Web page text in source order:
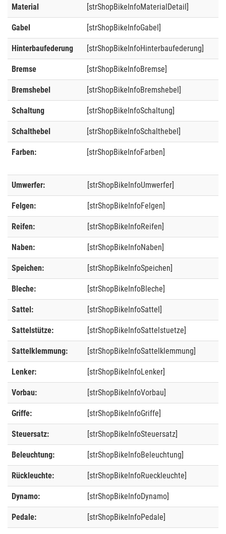
Material [strShopBikeInfoMaterialDetail]
Gabel [strShopBikeInfoGabel]
Hinterbaufederung [strShopBikeInfoHinterbaufederung]
Bremse [strShopBikeInfoBremse]
Bremshebel [strShopBikeInfoBremshebel]
Schaltung [strShopBikeInfoSchaltung]
Schalthebel [strShopBikeInfoSchalthebel]
Farben: [strShopBikeInfoFarben]
Umwerfer: [strShopBikeInfoUmwerfer]
Felgen: [strShopBikeInfoFelgen]
Reifen: [strShopBikeInfoReifen]
Naben: [strShopBikeInfoNaben]
Speichen: [strShopBikeInfoSpeichen]
Bleche: [strShopBikeInfoBleche]
Sattel: [strShopBikeInfoSattel]
Sattelstütze: [strShopBikeInfoSattelstuetze]
Sattelklemmung: [strShopBikeInfoSattelklemmung]
Lenker: [strShopBikeInfoLenker]
Vorbau: [strShopBikeInfoVorbau]
Griffe: [strShopBikeInfoGriffe]
Steuersatz: [strShopBikeInfoSteuersatz]
Beleuchtung: [strShopBikeInfoBeleuchtung]
Rückleuchte: [strShopBikeInfoRueckleuchte]
Dynamo: [strShopBikeInfoDynamo]
Pedale: [strShopBikeInfoPedale]